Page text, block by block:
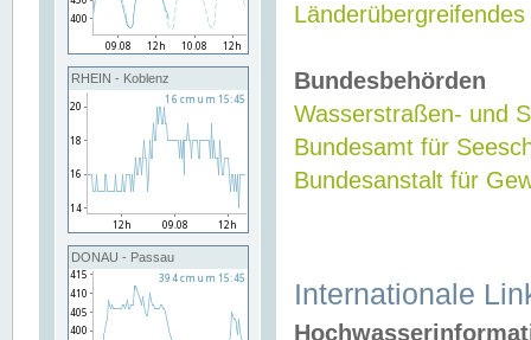
RHEIN - Koblenz
DONAU - Passau
Bundesbehörden
Wasserstraßen- und
Bundesamt für
Bundesanstalt für
Internationale